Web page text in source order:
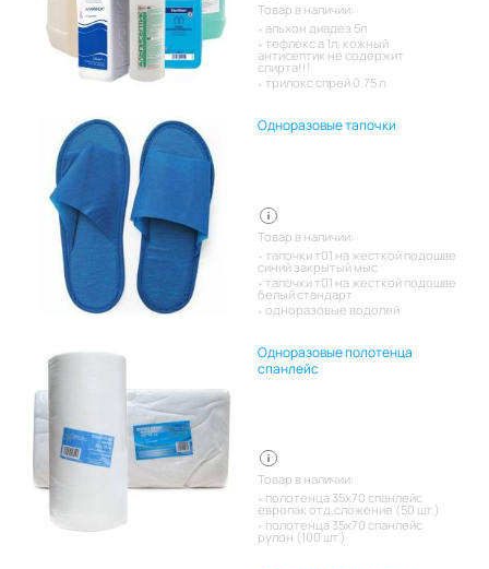
Товар в наличии:
альхон диадез 5л
тефлекс а 1л, кожный
антисептик не содержит
спирта!!!
трилокс спрей 0.75 л
Одноразовые тапочки
Товар в наличии:
тапочки т01 на жесткой подошве
синий закрытый мыс
тапочки т01 на жесткой подошве
белый стандарт
одноразовые водолей
Одноразовые полотенца
спанлейс
Товар в наличии:
полотенца 35х70 спанлейс
европак отд.сложение (50 шт.)
полотенца 35х70 спанлейс
рулон (100 шт.)